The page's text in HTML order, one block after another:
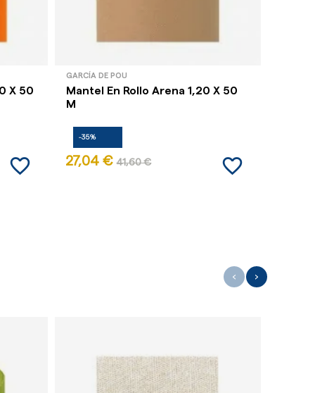
X 50
favorite_border
GARCÍA DE POU
Mantel En Rollo Arena 1,20 X 50
M
-35%
27,04 € 41,60 € favorite_border
‹ ›